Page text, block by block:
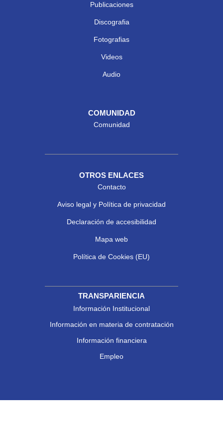
Publicaciones
Discografia
Fotografias
Videos
Audio
COMUNIDAD
Comunidad
OTROS ENLACES
Contacto
Aviso legal y Política de privacidad
Declaración de accesibilidad
Mapa web
Política de Cookies (EU)
TRANSPARIENCIA
Información Institucional
Información en materia de contratación
Información financiera
Empleo